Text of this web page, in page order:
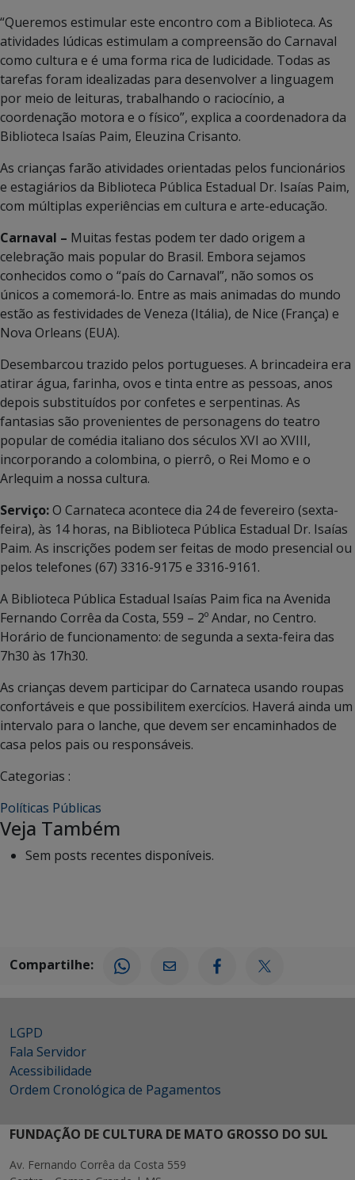
“Queremos estimular este encontro com a Biblioteca. As
atividades lúdicas estimulam a compreensão do Carnaval
como cultura e é uma forma rica de ludicidade. Todas as
tarefas foram idealizadas para desenvolver a linguagem
por meio de leituras, trabalhando o raciocínio, a
coordenação motora e o físico”, explica a coordenadora da
Biblioteca Isaías Paim, Eleuzina Crisanto.
As crianças farão atividades orientadas pelos funcionários
e estagiários da Biblioteca Pública Estadual Dr. Isaías Paim,
com múltiplas experiências em cultura e arte-educação.
Carnaval – Muitas festas podem ter dado origem a
celebração mais popular do Brasil. Embora sejamos
conhecidos como o “país do Carnaval”, não somos os
únicos a comemorá-lo. Entre as mais animadas do mundo
estão as festividades de Veneza (Itália), de Nice (França) e
Nova Orleans (EUA).
Desembarcou trazido pelos portugueses. A brincadeira era
atirar água, farinha, ovos e tinta entre as pessoas, anos
depois substituídos por confetes e serpentinas. As
fantasias são provenientes de personagens do teatro
popular de comédia italiano dos séculos XVI ao XVIII,
incorporando a colombina, o pierrô, o Rei Momo e o
Arlequim a nossa cultura.
Serviço:O Carnateca acontece dia 24 de fevereiro (sexta-
feira), às 14 horas, na Biblioteca Pública Estadual Dr. Isaías
Paim. As inscrições podem ser feitas de modo presencial ou
pelos telefones (67) 3316-9175 e 3316-9161.
A Biblioteca Pública Estadual Isaías Paim fica na Avenida
Fernando Corrêa da Costa, 559 – 2º Andar, no Centro.
Horário de funcionamento: de segunda a sexta-feira das
7h30 às 17h30.
As crianças devem participar do Carnateca usando roupas
confortáveis e que possibilitem exercícios. Haverá ainda um
intervalo para o lanche, que devem ser encaminhados de
casa pelos pais ou responsáveis.
Categorias :
Políticas Públicas
Veja Também
Sem posts recentes disponíveis.
Compartilhe:
LGPD
Fala Servidor
Acessibilidade
Ordem Cronológica de Pagamentos
FUNDAÇÃO DE CULTURA DE MATO GROSSO DO SUL
Av. Fernando Corrêa da Costa 559